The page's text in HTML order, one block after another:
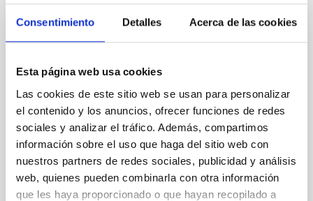
Consentimiento Detalles Acerca de las cookies
Esta página web usa cookies
Las cookies de este sitio web se usan para personalizar
el contenido y los anuncios, ofrecer funciones de redes
sociales y analizar el tráfico. Además, compartimos
información sobre el uso que haga del sitio web con
nuestros partners de redes sociales, publicidad y análisis
web, quienes pueden combinarla con otra información
que les haya proporcionado o que hayan recopilado a
"Jornadas Astronómicas de Almería", evento que
tendrá lugar del 25 al 30 de mayo en el Teatro Apolo,
Brian Smichdt, Carole Mundell, José M. Vilchez, John
como ponentes a lo largo de la semana. El Instituto
de Astrofísica de Canarias (IAC) participa en las
"Jornadas Astronómicas de Almería" que celebran
su decimocuarta edición en el Teatro Apolo de
Almería con un ciclo de conferencias que